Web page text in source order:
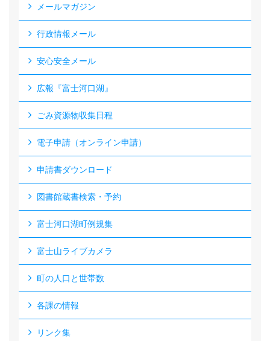
メールマガジン
行政情報メール
安心安全メール
広報『富士河口湖』
ごみ資源物収集日程
電子申請（オンライン申請）
申請書ダウンロード
図書館蔵書検索・予約
富士河口湖町例規集
富士山ライブカメラ
町の人口と世帯数
各課の情報
リンク集